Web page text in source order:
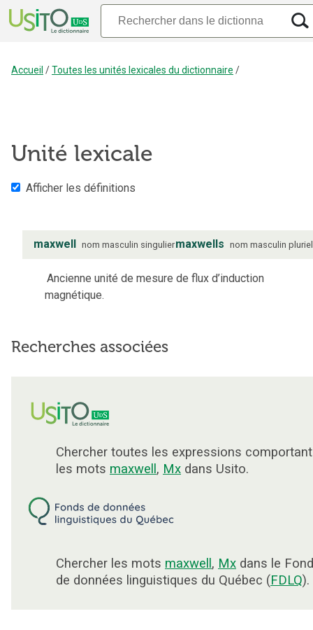
Accueil /Toutes les unités lexicales du dictionnaire /
Unité lexicale
Afficher les définitions
maxwell nom masculin singuliermaxwells nom masculin pluriel
Ancienne unité de mesure de flux d’induction
magnétique.
Recherches associées
Chercher toutes les expressions comportant
les mots maxwell , Mx dans Usito.
Chercher les mots maxwell , Mx dans le
de données linguistiques du Québec (FDLQ).